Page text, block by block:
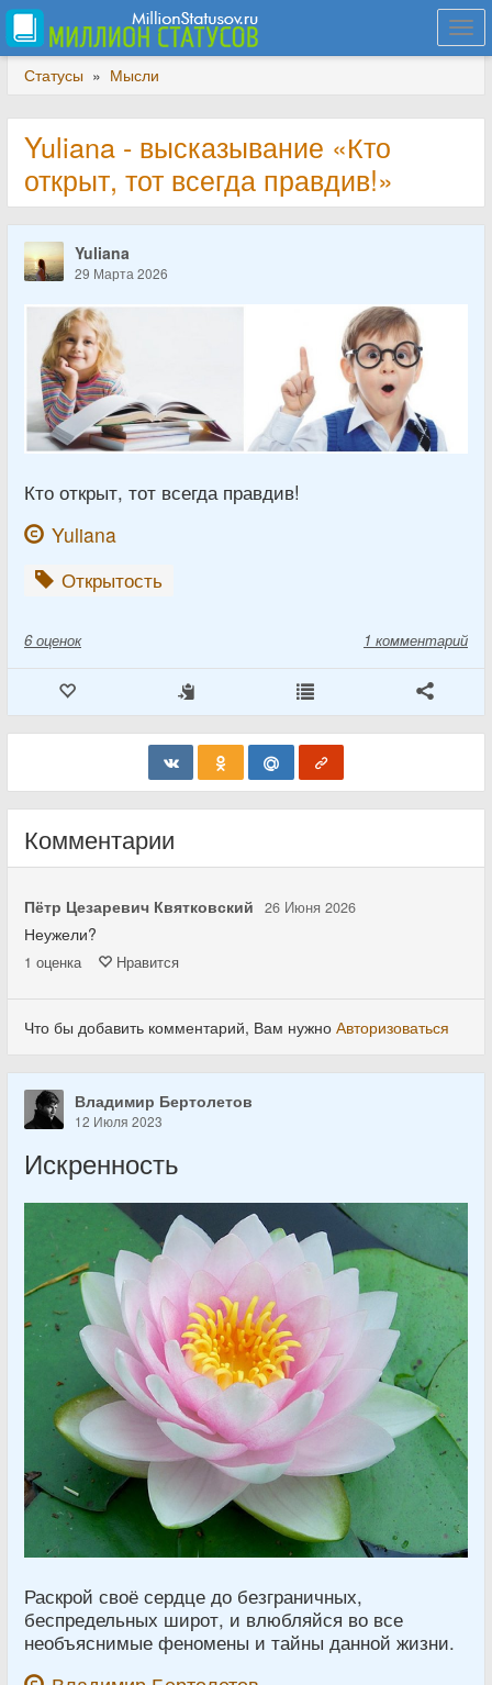
Статусы » Мысли
Yuliana - высказывание «Кто
открыт, тот всегда правдив!»
Yuliana
29 Марта 2026
Кто открыт, тот всегда правдив!
Yuliana
Открытость
6 оценок 1 комментарий
Комментарии
Пётр Цезаревич Квятковский 26 Июня 2026
Неужели?
1 оценка Нравится
Что бы добавить комментарий, Вам нужно Авторизоваться
Владимир Бертолетов
12 Июля 2023
Искренность
Раскрой своё сердце до безграничных,
беспредельных широт, и влюбляйся во все
необъяснимые феномены и тайны данной жизни.